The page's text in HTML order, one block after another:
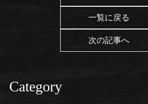
一覧に戻る
次の記事へ
Category